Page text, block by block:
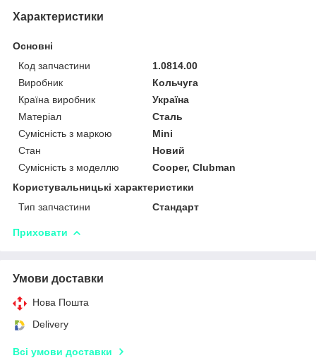
Характеристики
Основні
Код запчастини
1.0814.00
Виробник
Кольчуга
Країна виробник
Україна
Матеріал
Сталь
Сумісність з маркою
Mini
Стан
Новий
Сумісність з моделлю
Cooper, Clubman
Користувальницькі характеристики
Тип запчастини
Стандарт
Приховати
Умови доставки
Нова Пошта
Delivery
Всі умови доставки